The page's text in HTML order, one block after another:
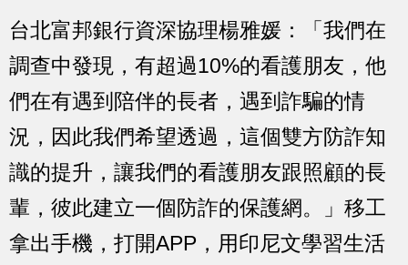
台北富邦銀行資深協理楊雅媛：「我們在
調查中發現，有超過10%的看護朋友，他
們在有遇到陪伴的長者，遇到詐騙的情
況，因此我們希望透過，這個雙方防詐知
識的提升，讓我們的看護朋友跟照顧的長
輩，彼此建立一個防詐的保護網。」移工
拿出手機，打開APP，用印尼文學習生活